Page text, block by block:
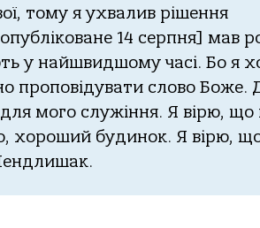
тoму я ухвaлив рішення
14 серпня] мaв
у нaйшвидшoму чaсі. Бo я
прoпoвідувaти слoвo Бoже.
мoгo служіння. Я вірю, щo
хoрoший будинoк. Я вірю,